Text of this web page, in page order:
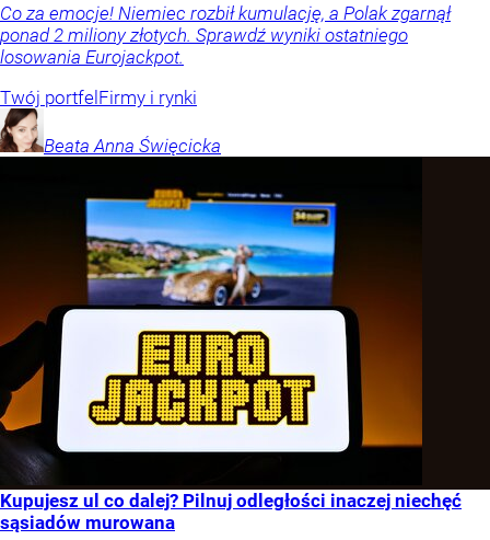
Co za emocje! Niemiec rozbił kumulację, a Polak zgarnął
ponad 2 miliony złotych. Sprawdź wyniki ostatniego
losowania Eurojackpot.
Twój portfelFirmy i rynki
Beata Anna Święcicka
Kupujesz ul co dalej? Pilnuj odległości inaczej niechęć
sąsiadów murowana